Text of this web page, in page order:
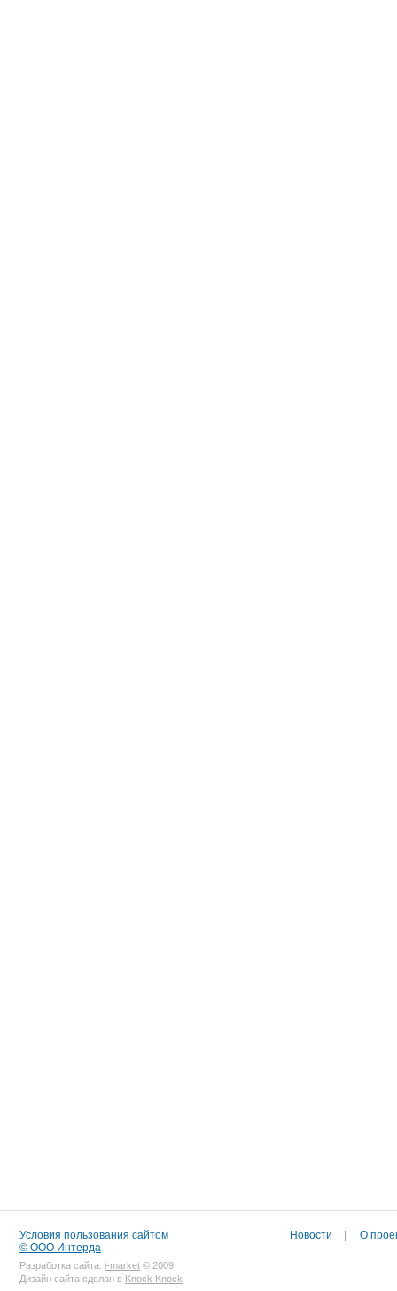
Условия пользования сайтом
© ООО Интерда
Разработка сайта: i-market © 2009
Дизайн сайта сделан в Knock Knock
Новости О